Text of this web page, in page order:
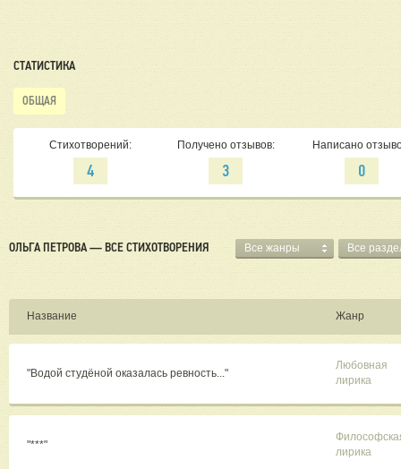
СТАТИСТИКА
ОБЩАЯ
Стихотворений:
4
Получено отзывов:
3
Написано
0
ОЛЬГА ПЕТРОВА — ВСЕ СТИХОТВОРЕНИЯ Все жанры Все
Название Жанр
"Водой студёной оказалась ревность..."
Любовная
лирика
"***"
лирика